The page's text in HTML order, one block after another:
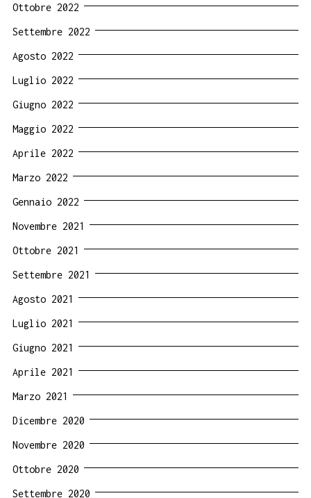
Ottobre 2022
Settembre 2022
Agosto 2022
Luglio 2022
Giugno 2022
Maggio 2022
Aprile 2022
Marzo 2022
Gennaio 2022
Novembre 2021
Ottobre 2021
Settembre 2021
Agosto 2021
Luglio 2021
Giugno 2021
Aprile 2021
Marzo 2021
Dicembre 2020
Novembre 2020
Ottobre 2020
Settembre 2020